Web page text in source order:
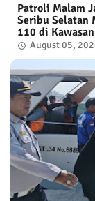
Patroli Malam
Seribu Selatan
110 di
August 05,